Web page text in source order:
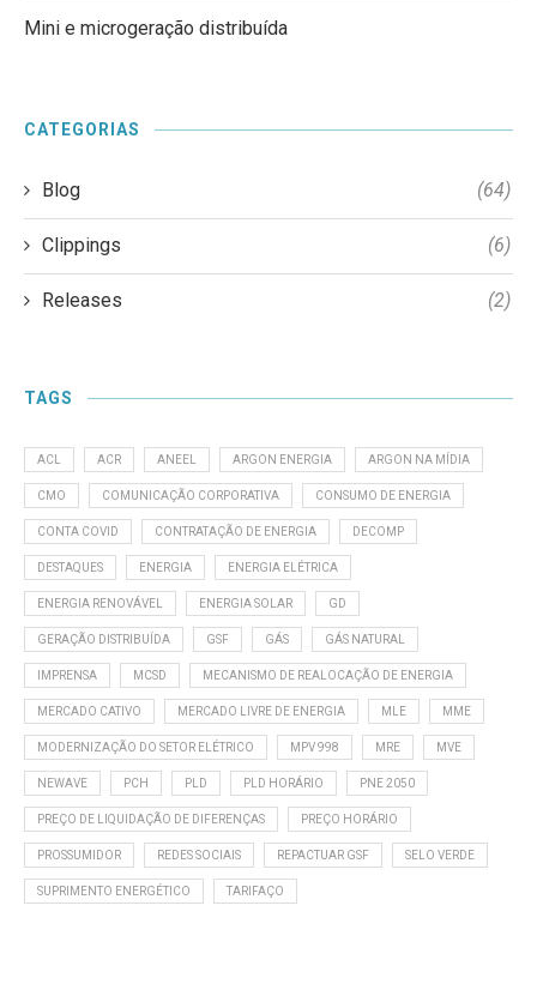
Mini e microgeração distribuída
CATEGORIAS
Blog (64)
Clippings (6)
Releases (2)
TAGS
ACL ACR ANEEL ARGON ENERGIA ARGON NA MÍDIA
CMO COMUNICAÇÃO CORPORATIVA CONSUMO DE ENERGIA
CONTA COVID CONTRATAÇÃO DE ENERGIA DECOMP
DESTAQUES ENERGIA ENERGIA ELÉTRICA
ENERGIA RENOVÁVEL ENERGIA SOLAR GD
GERAÇÃO DISTRIBUÍDA GSF GÁS GÁS NATURAL
IMPRENSA MCSD MECANISMO DE REALOCAÇÃO DE ENERGIA
MERCADO CATIVO MERCADO LIVRE DE ENERGIA MLE MME
MODERNIZAÇÃO DO SETOR ELÉTRICO MPV 998 MRE MVE
NEWAVE PCH PLD PLD HORÁRIO PNE 2050
PREÇO DE LIQUIDAÇÃO DE DIFERENÇAS PREÇO HORÁRIO
PROSSUMIDOR REDES SOCIAIS REPACTUAR GSF SELO VERDE
SUPRIMENTO ENERGÉTICO TARIFAÇO